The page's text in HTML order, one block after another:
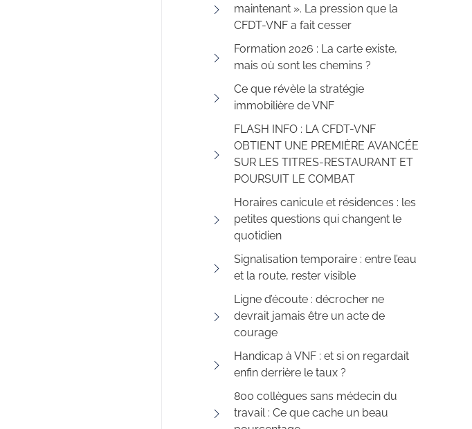
maintenant ». La pression que la
CFDT-VNF a fait cesser
Formation 2026 : La carte existe,
mais où sont les chemins ?
Ce que révèle la stratégie
immobilière de VNF
FLASH INFO : LA CFDT-VNF
OBTIENT UNE PREMIÈRE AVANCÉE
SUR LES TITRES-RESTAURANT ET
POURSUIT LE COMBAT
Horaires canicule et résidences : les
petites questions qui changent le
quotidien
Signalisation temporaire : entre l’eau
et la route, rester visible
Ligne d’écoute : décrocher ne
devrait jamais être un acte de
courage
Handicap à VNF : et si on regardait
enfin derrière le taux ?
800 collègues sans médecin du
travail : Ce que cache un beau